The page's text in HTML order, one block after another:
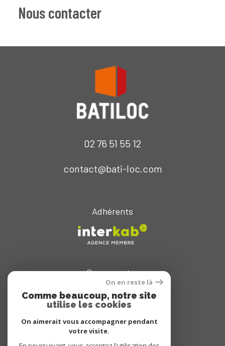
Nous contacter
02 76 51 55 12
contact@bati-loc.com
Adhérents
Se connecter
espace propriétaire
On en reste là
Comme beaucoup, notre site
utilise les cookies
On aimerait vous accompagner pendant
votre visite.